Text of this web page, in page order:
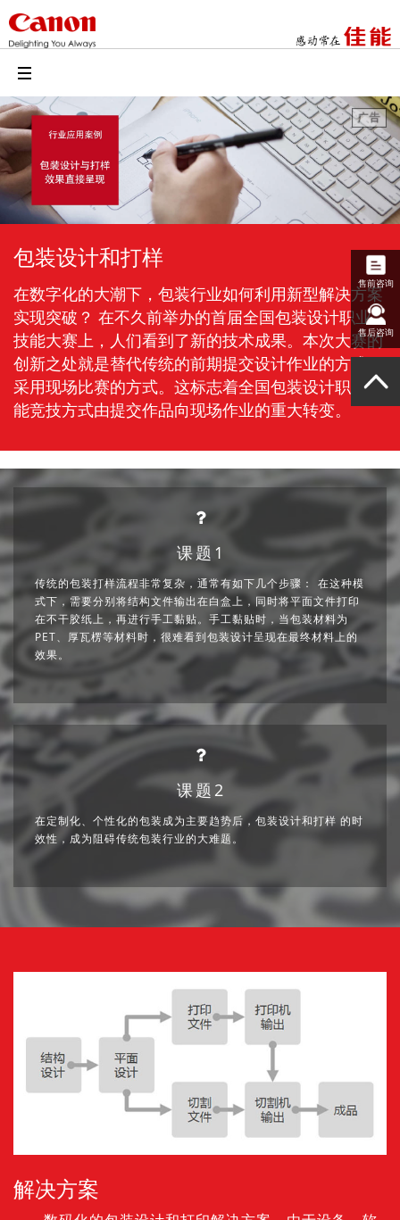
包装设计和打样
在数字化的大潮下，包装行业如何利用新型解决方案
实现突破？ 在不久前举办的首届全国包装设计职业
技能大赛上，人们看到了新的技术成果。本次大赛的
创新之处就是替代传统的前期提交设计作业的方式，
采用现场比赛的方式。这标志着全国包装设计职业技
能竞技方式由提交作品向现场作业的重大转变。
课题1
传统的包装打样流程非常复杂，通常有如下几个步骤： 在这种模
式下，需要分别将结构文件输出在白盒上，同时将平面文件打印
在不干胶纸上，再进行手工黏贴。手工黏贴时，当包装材料为
PET、厚瓦楞等材料时，很难看到包装设计呈现在最终材料上的
效果。
课题2
在定制化、个性化的包装成为主要趋势后，包装设计和打样 的时
效性，成为阻碍传统包装行业的大难题。
解决方案
售前咨询
售后咨询